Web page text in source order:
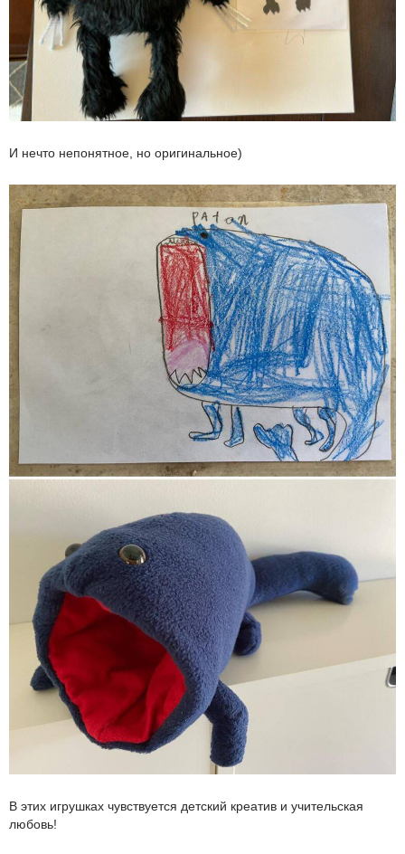
И нечто непонятное, но оригинальное)
В этих игрушках чувствуется детский креатив и учительская
любовь!